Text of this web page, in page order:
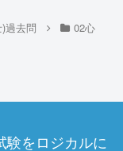
過去問
02心
験をロジカルに